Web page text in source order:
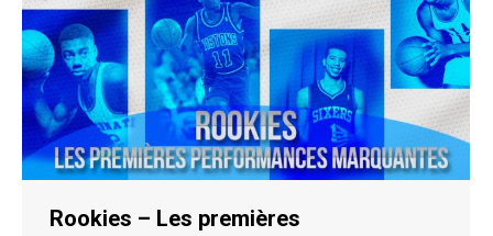
Rookies – Les premières